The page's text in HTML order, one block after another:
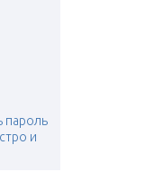
пароль
и